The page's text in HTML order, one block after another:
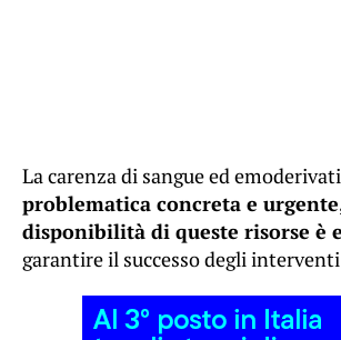
La carenza di sangue ed
problematica concreta e
disponibilità di queste risorse è
garantire il successo degli